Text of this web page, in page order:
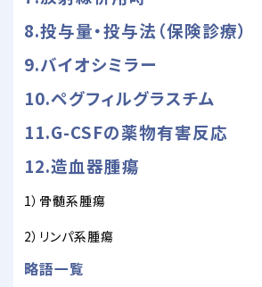
8.投与量・投与法（保険診療）
9.バイオシミラー
10.ペグフィルグラスチム
11.G-CSFの薬物有害反応
12.造血器腫瘍
1）骨髄系腫瘍
2）リンパ系腫瘍
略語一覧